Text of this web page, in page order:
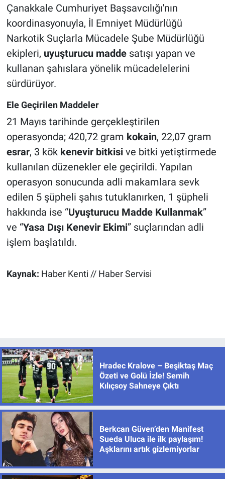
Çanakkale Cumhuriyet Başsavcılığı'nın
koordinasyonuyla, İl Emniyet Müdürlüğü
Narkotik Suçlarla Mücadele Şube Müdürlüğü
ekipleri, uyuşturucu maddesatışı yapan ve
kullanan şahıslara yönelik mücadelelerini
sürdürüyor.
Ele Geçirilen Maddeler
21 Mayıs tarihinde gerçekleştirilen
operasyonda; 420,72 gram kokain, 22,07 gram
esrar, 3 kök kenevir bitkisive bitki yetiştirmede
kullanılan düzenekler ele geçirildi. Yapılan
operasyon sonucunda adli makamlara sevk
edilen 5 şüpheli şahıs tutuklanırken, 1 şüpheli
hakkında ise “Uyuşturucu Madde Kullanmak”
ve “Yasa Dışı Kenevir Ekimi” suçlarından adli
işlem başlatıldı.
Kaynak: Haber Kenti // Haber Servisi
Hradec Kralove – Beşiktaş Maç
Özeti ve Golü İzle! Semih
Kılıçsoy Sahneye Çıktı
Berkcan Güven’den Manifest
Sueda Uluca ile ilk paylaşım!
Aşklarını artık gizlemiyorlar